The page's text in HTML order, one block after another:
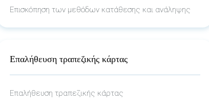
Επισκόπηση των μεθόδων κατάθεσης και ανάληψης
Επαλήθευση τραπεζικής κάρτας
Επαλήθευση τραπεζικής κάρτας